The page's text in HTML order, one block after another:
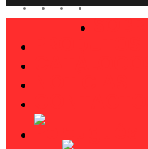
facebook
linkedinyoutubeinstagram